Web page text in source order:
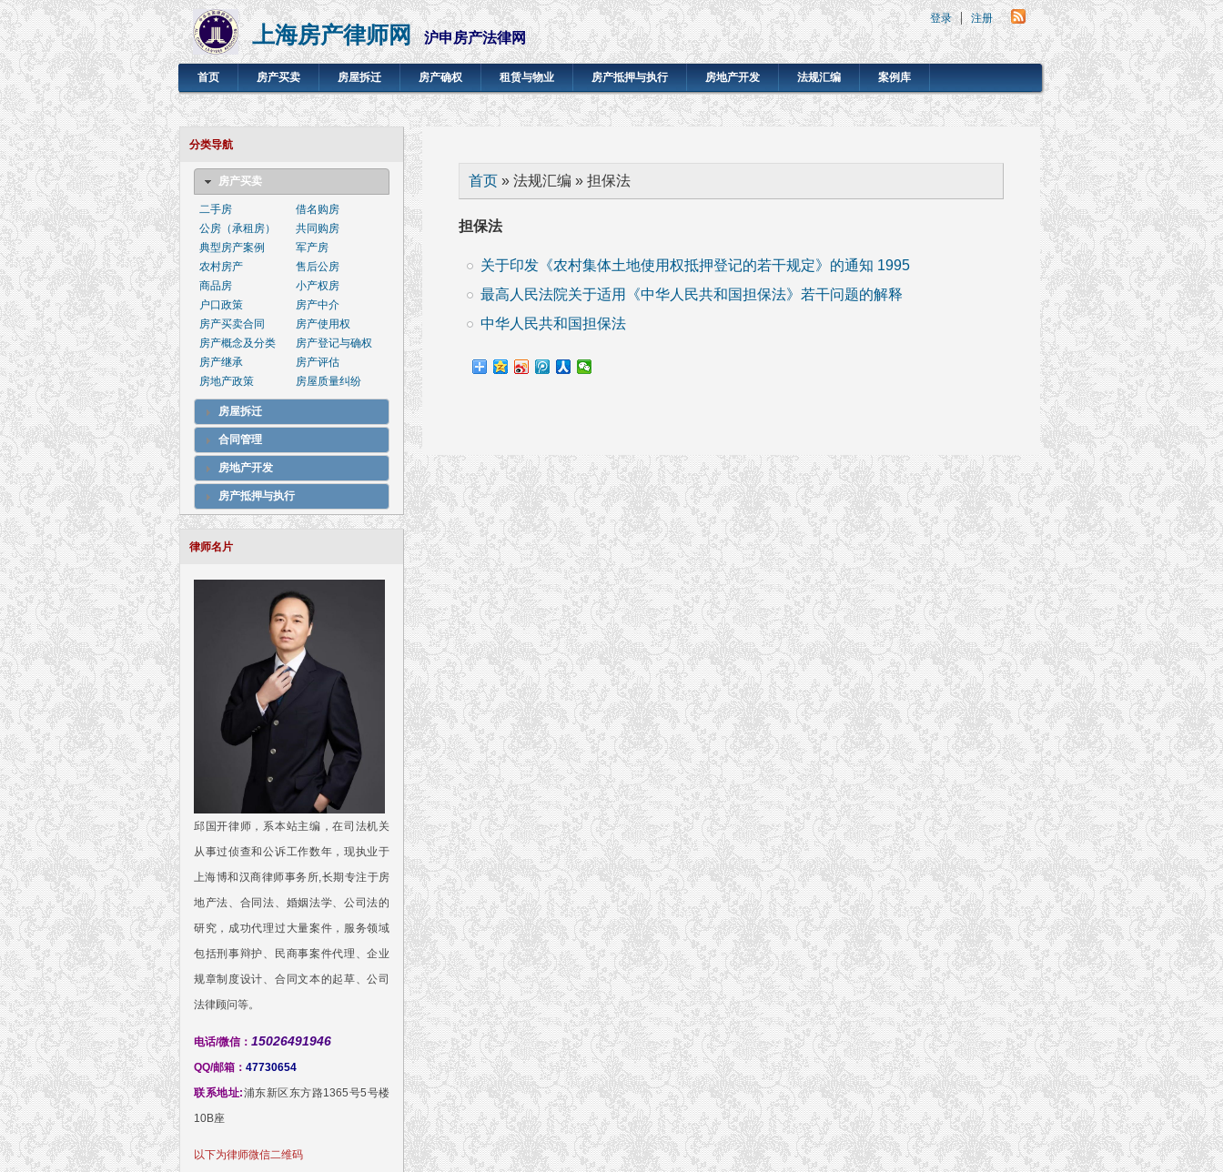
上海房产律师网 沪申房产法律网
登录 注册
首页 房产买卖 房屋拆迁 房产确权 租赁与物业 房产抵押与执行 房地产开发 法规汇编 案例库
分类导航
房产买卖
二手房
借名购房
公房（承租房）
共同购房
典型房产案例
军产房
农村房产
售后公房
商品房
小产权房
户口政策
房产中介
房产买卖合同
房产使用权
房产概念及分类
房产登记与确权
房产继承
房产评估
房地产政策
房屋质量纠纷
房屋拆迁
合同管理
房地产开发
房产抵押与执行
律师名片
邱国开律师，系本站主编，在司法机关
从事过侦查和公诉工作数年，现执业于
上海博和汉商律师事务所,长期专注于房
地产法、合同法、婚姻法学、公司法的
研究，成功代理过大量案件，服务领域
包括刑事辩护、民商事案件代理、企业
规章制度设计、合同文本的起草、公司
法律顾问等。
电话/微信： 15026491946
QQ/邮箱： 47730654
联系地址:浦东新区东方路1365号5号楼
10B座
以下为律师微信二维码
你在这里
首页 » 法规汇编 » 担保法
担保法
关于印发《农村集体土地使用权抵押登记的若干规定》的通知 1995
最高人民法院关于适用《中华人民共和国担保法》若干问题的解释
中华人民共和国担保法